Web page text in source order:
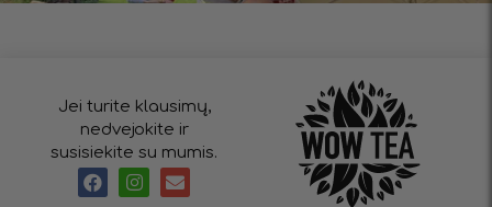
Jei turite klausimų,
nedvejokite ir
susisiekite su mumis.